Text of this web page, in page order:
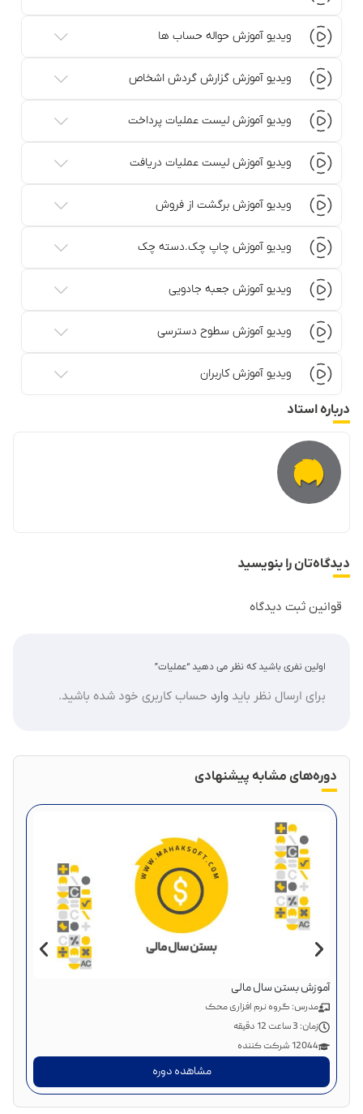
ویدیو آموزش حواله حساب ها
ویدیو آموزش گزارش گردش اشخاص
ویدیو آموزش لیست عملیات پرداخت
ویدیو آموزش لیست عملیات دریافت
ویدیو آموزش برگشت از فروش
ویدیو آموزش چاپ چک.دسته چک
ویدیو آموزش جعبه جادویی
ویدیو آموزش سطوح دسترسی
ویدیو آموزش کاربران
درباره استاد
دیدگاه‌تان را بنویسید
قوانین ثبت دیدگاه
اولین نفری باشید که نظر می دهید “عملیات”
برای ارسال نظر باید وارد حساب کاربری خود شده باشید.
دوره‌های مشابه پیشنهادی
آموزش بستن سال مالی
مدرس: گروه نرم افزاری محک
زمان: 3 ساعت 12 دقیقه
12044 شرکت کننده
مشاهده دوره